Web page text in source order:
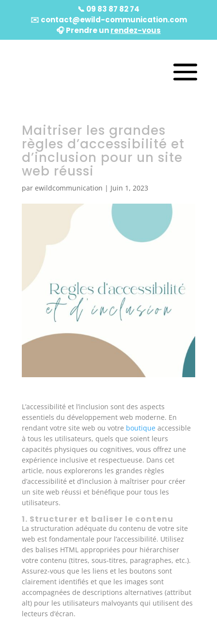
📞 09 83 87 82 74
✉️ contact@ewild-communication.com
🎧️ Prendre unrendez-vous
Maitriser les grandes
règles d’accessibilité et
d’inclusion pour un site
web réussi
par ewildcommunication | Juin 1, 2023
L’accessibilité et l’inclusion sont des aspects
essentiels du développement web moderne. En
rendant votre site web ou votre boutiqueaccessible
à tous les utilisateurs, quels que soient leurs
capacités physiques ou cognitives, vous offrez une
expérience inclusive et respectueuse. Dans cet
article, nous explorerons les grandes règles
d’accessibilité et d’inclusion à maîtriser pour créer
un site web réussi et bénéfique pour tous les
utilisateurs.
1. Structurer et baliser le contenu
La structuration adéquate du contenu de votre site
web est fondamentale pour l’accessibilité. Utilisez
des balises HTML appropriées pour hiérarchiser
votre contenu (titres, sous-titres, paragraphes, etc.).
Assurez-vous que les liens et les boutons sont
clairement identifiés et que les images sont
accompagnées de descriptions alternatives (attribut
alt) pour les utilisateurs malvoyants qui utilisent des
lecteurs d’écran.